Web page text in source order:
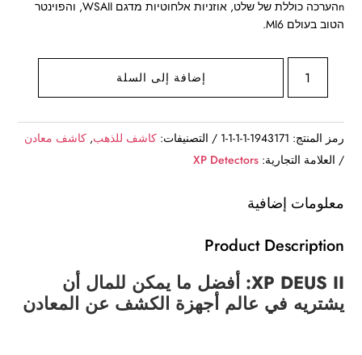
nהערכה כוללת של שלט, אוזניות אלחוטיות מדגם WSAII, והפוינטר
הטוב בעולם MI6.
DEUS2
RCWSAII
طبق
إضافة إلى السلة
رمز المنتج: 1943171-1-1-1-1 التصنيفات:كاشف للذهب,كاشف معادن
العلامة التجارية:XP Detectors
معلومات إضافية
Product Description
XP DEUS II: أفضل ما يمكن للمال أن
يشتريه في عالم أجهزة الكشف عن المعادن